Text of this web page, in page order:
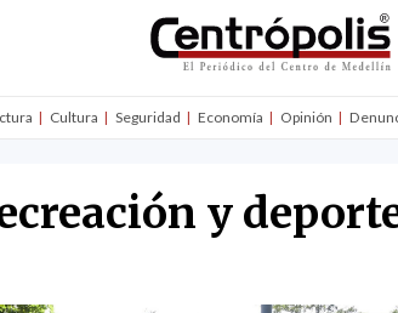
Cultura Seguridad Economía Opinión
y